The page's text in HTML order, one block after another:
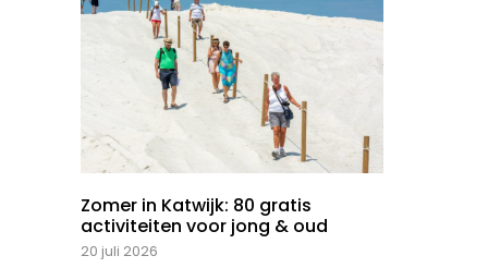
Zomer in Katwijk: 80 gratis
activiteiten voor jong & oud
20 juli 2026